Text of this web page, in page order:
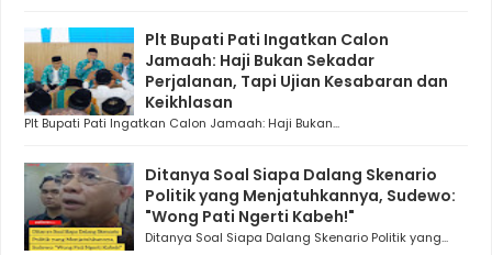
Plt Bupati Pati Ingatkan Calon
Jamaah: Haji Bukan Sekadar
Perjalanan, Tapi Ujian Kesabaran dan
Keikhlasan
Plt Bupati Pati Ingatkan Calon Jamaah: Haji Bukan...
Ditanya Soal Siapa Dalang Skenario
Politik yang Menjatuhkannya, Sudewo:
"Wong Pati Ngerti Kabeh!"
Ditanya Soal Siapa Dalang Skenario Politik yang...